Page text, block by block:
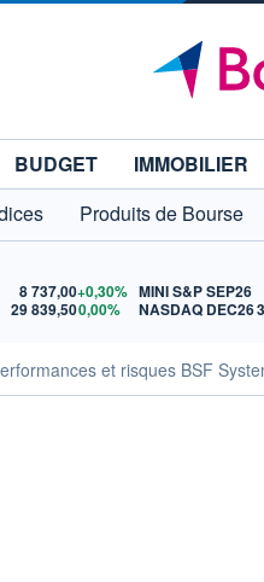
BUDGET IMMOBILIER
Produits de Bourse
8 737,00+0,30%
29 839,500,00%
MINI S&P SEP26
NASDAQ DEC26
et risques BSF